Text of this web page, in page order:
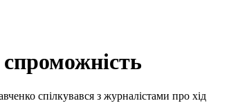
спілкувався з журналістами про хід